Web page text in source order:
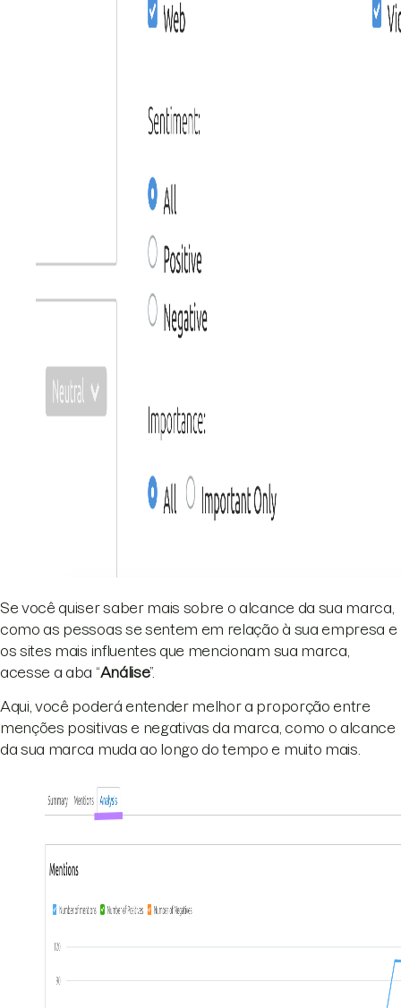
Se você quiser saber mais sobre o alcance da sua marca,
como as pessoas se sentem em relação à sua empresa e
os sites mais influentes que mencionam sua marca,
acesse a aba “Análise”.
Aqui, você poderá entender melhor a proporção entre
menções positivas e negativas da marca, como o alcance
da sua marca muda ao longo do tempo e muito mais.